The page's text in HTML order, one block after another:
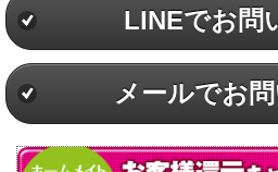
LINEでお問
メールでお